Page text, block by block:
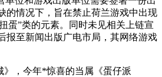
的情况下，旨在禁止荷兰游戏中出现
蛋”类的元素。同时未见相关上链宣
报至新闻出版广电市局，其网络游戏
，今年*惊喜的当属《蛋仔派